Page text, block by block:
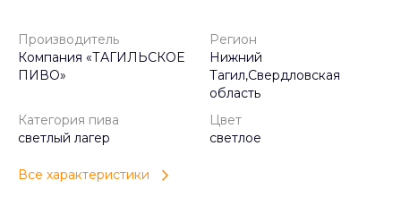
Производитель
Компания «ТАГИЛЬСКОЕ
ПИВО»
Регион
Нижний
Тагил,Свердловская
область
Категория пива
светлый лагер
Цвет
светлое
Все характеристики